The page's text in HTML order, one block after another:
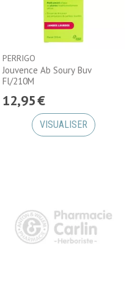
PERRIGO
Jouvence Ab Soury Buv
Fl/210M
12,95€
VISUALISER